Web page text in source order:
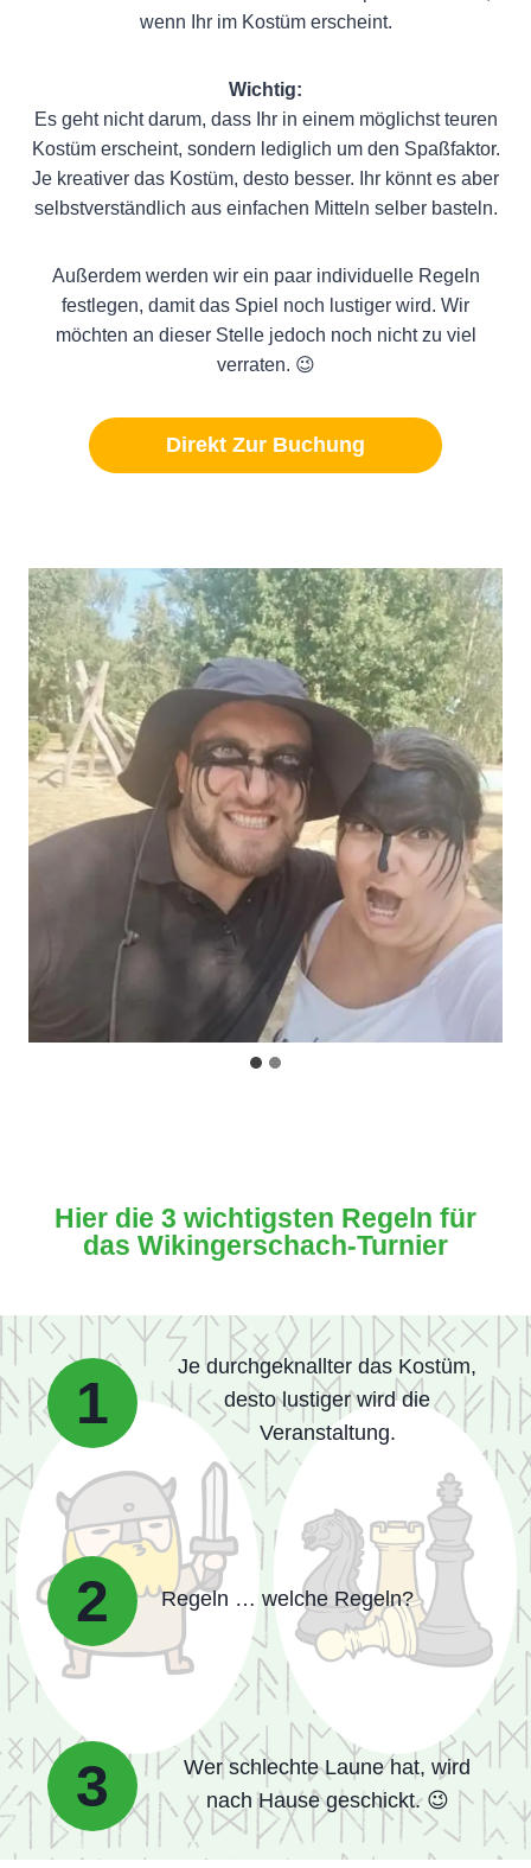
wenn Ihr im Kostüm erscheint.
Wichtig:
Es geht nicht darum, dass Ihr in einem möglichst teuren
Kostüm erscheint, sondern lediglich um den Spaßfaktor.
Je kreativer das Kostüm, desto besser. Ihr könnt es aber
selbstverständlich aus einfachen Mitteln selber basteln.
Außerdem werden wir ein paar individuelle Regeln
festlegen, damit das Spiel noch lustiger wird. Wir
möchten an dieser Stelle jedoch noch nicht zu viel
verraten. 😉
Direkt Zur Buchung
Hier die 3 wichtigsten Regeln für
das Wikingerschach-Turnier
1
Je durchgeknallter das Kostüm,
desto lustiger wird die
Veranstaltung.
2 Regeln … welche Regeln?
3
Wer schlechte Laune hat, wird
nach Hause geschickt. 😉